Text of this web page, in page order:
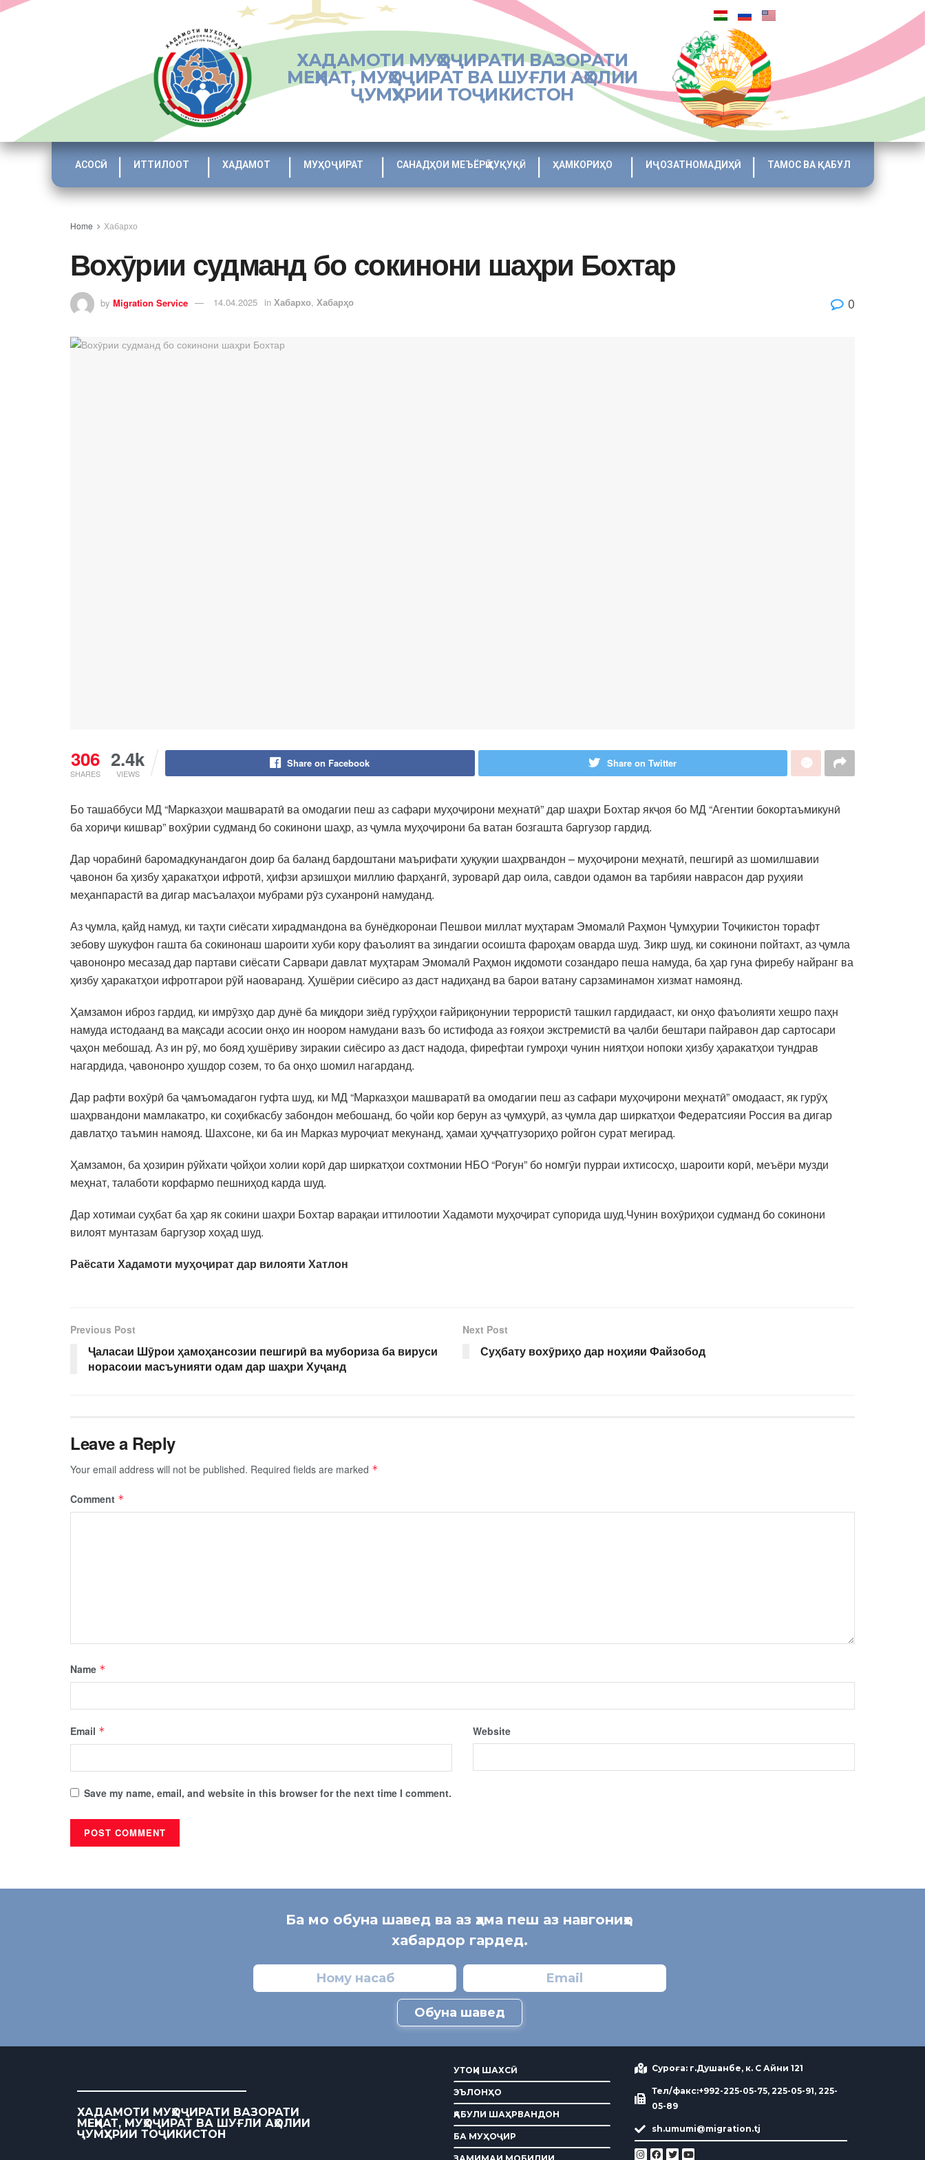
ХАДАМОТИ МУҲОҶИРАТИ ВАЗОРАТИ
МЕҲНАТ, МУҲОҶИРАТ ВА ШУҒЛИ АҲОЛИИ
ҶУМҲУРИИ ТОҶИКИСТОН
АСОСӢ ИТТИЛООТ ХАДАМОТ МУҲОҶИРАТ САНАДҲОИ МЕЪЁРӢ ҲУҚУҚӢ ҲАМКОРИҲО ИҶОЗАТНОМАДИҲӢ ТАМОС ВА ҚАБУЛ
Home Хабархо
Вохӯрии судманд бо сокинони шаҳри Бохтар
by Migration Service 14.04.2025 in Хабархо, Хабарҳо 0
306
SHARES
2.4k
VIEWS
Share on Facebook Share on Twitter
Бо ташаббуси МД “Марказҳои машваратӣ ва омодагии пеш аз сафари муҳоҷирони меҳнатӣ” дар шаҳри Бохтар якҷоя бо МД “Агентии бокортаъмикунӣ
ба хориҷи кишвар” вохӯрии судманд бо сокинони шаҳр, аз ҷумла муҳоҷирони ба ватан бозгашта баргузор гардид.
Дар чорабинӣ баромадкунандагон доир ба баланд бардоштани маърифати ҳуқуқии шаҳрвандон – муҳоҷирони меҳнатӣ, пешгирӣ аз шомилшавии
ҷавонон ба ҳизбу ҳаракатҳои ифротӣ, ҳифзи арзишҳои миллию фарҳангӣ, зуроварӣ дар оила, савдои одамон ва тарбияи наврасон дар руҳияи
меҳанпарастӣ ва дигар масъалаҳои мубрами рӯз суханронӣ намуданд.
Аз ҷумла, қайд намуд, ки таҳти сиёсати хирадмандона ва бунёдкоронаи Пешвои миллат муҳтарам Эмомалӣ Раҳмон Ҷумҳурии Тоҷикистон торафт
зебову шукуфон гашта ба сокинонаш шароити хуби кору фаъолият ва зиндагии осоишта фароҳам оварда шуд. Зикр шуд, ки сокинони пойтахт, аз ҷумла
ҷавононро месазад дар партави сиёсати Сарвари давлат муҳтарам Эмомалӣ Раҳмон иқдомоти созандаро пеша намуда, ба ҳар гуна фиребу найранг ва
ҳизбу ҳаракатҳои ифротгарои рӯй наоваранд. Ҳушёрии сиёсиро аз даст надиҳанд ва барои ватану сарзаминамон хизмат намоянд.
Ҳамзамон иброз гардид, ки имрӯзҳо дар дунё ба миқдори зиёд гурӯҳҳои ғайриқонунии террористӣ ташкил гардидааст, ки онҳо фаъолияти хешро паҳн
намуда истодаанд ва мақсади асосии онҳо ин ноором намудани вазъ бо истифода аз ғояҳои экстремистӣ ва ҷалби бештари пайравон дар сартосари
ҷаҳон мебошад. Аз ин рӯ, мо бояд ҳушёриву зиракии сиёсиро аз даст надода, фирефтаи гумроҳи чунин ниятҳои нопоки ҳизбу ҳаракатҳои тундрав
нагардида, ҷавононро ҳушдор созем, то ба онҳо шомил нагарданд.
Дар рафти вохӯрӣ ба ҷамъомадагон гуфта шуд, ки МД “Марказҳои машваратӣ ва омодагии пеш аз сафари муҳоҷирони меҳнатӣ” омодааст, як гурӯҳ
шаҳрвандони мамлакатро, ки соҳибкасбу забондон мебошанд, бо ҷойи кор берун аз ҷумҳурӣ, аз ҷумла дар ширкатҳои Федератсияи Россия ва дигар
давлатҳо таъмин намояд. Шахсоне, ки ба ин Марказ муроҷиат мекунанд, ҳамаи ҳуҷҷатгузориҳо ройгон сурат мегирад.
Ҳамзамон, ба ҳозирин рӯйхати ҷойҳои холии корӣ дар ширкатҳои сохтмонии НБО “Роғун” бо номгӯи пурраи ихтисосҳо, шароити корӣ, меъёри музди
меҳнат, талаботи корфармо пешниҳод карда шуд.
Дар хотимаи суҳбат ба ҳар як сокини шаҳри Бохтар варақаи иттилоотии Хадамоти муҳоҷират супорида шуд.Чунин вохӯриҳои судманд бо сокинони
вилоят мунтазам баргузор хоҳад шуд.
Раёсати Хадамоти муҳоҷират дар вилояти Хатлон
Previous Post
Ҷаласаи Шӯрои ҳамоҳансозии пешгирӣ ва мубориза ба вируси
норасоии масъунияти одам дар шаҳри Хуҷанд
Next Post
Суҳбату вохӯриҳо дар ноҳияи Файзобод
Leave a Reply
Your email address will not be published. Required fields are marked *
Comment *
Name *
Email * Website
Save my name, email, and website in this browser for the next time I comment.
Ба мо обуна шавед ва аз ҳама пеш аз навгониҳо
хабардор гардед.
Обуна шавед
ХАДАМОТИ МУҲОҶИРАТИ ВАЗОРАТИ
МЕҲНАТ, МУҲОҶИРАТ ВА ШУҒЛИ АҲОЛИИ
ҶУМҲУРИИ ТОҶИКИСТОН
УТОҚИ ШАХСӢ
ЭЪЛОНҲО
ҚАБУЛИ ШАҲРВАНДОН
БА МУҲОҶИР
Суроға: г.Душанбе, к. С Айни 121
Тел/факс:+992-225-05-75, 225-05-91, 225-
05-89
sh.umumi@migration.tj